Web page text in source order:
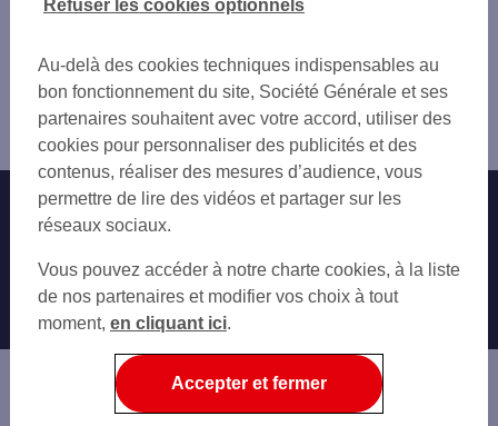
Gisors
Distributeur/automate GISORS 1 RUE DE VIENNE
Nos engagements Nous contacter
Autres sites SG
Professionnels
Entreprises
Associations
Banque privée
Au-delà des cookies techniques indispensables au
bon fonctionnement du site, Société Générale et ses
partenaires souhaitent avec votre accord, utiliser des
cookies pour personnaliser des publicités et des
contenus, réaliser des mesures d’audience, vous
permettre de lire des vidéos et partager sur les
réseaux sociaux.
Vous pouvez accéder à notre charte cookies, à la liste
de nos partenaires et modifier vos choix à tout
moment, en cliquant ici.
Refuser les cookies optionnels
Accepter et fermer